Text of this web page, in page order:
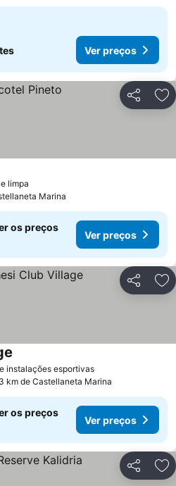
Ver preços
Partilhar
limpa
Marina
os preços
Ver preços
Partilhar
instalações esportivas
km de Castellaneta Marina
os preços
Ver preços
Partilhar